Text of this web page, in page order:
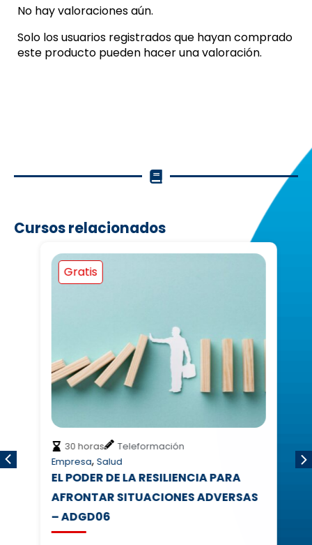
No hay valoraciones aún.
Solo los usuarios registrados que hayan comprado
este producto pueden hacer una valoración.
Cursos relacionados
Gratis
30 horas
Teleformación
Empresa, Salud
EL PODER DE LA RESILIENCIA PARA
AFRONTAR SITUACIONES ADVERSAS
– ADGD06